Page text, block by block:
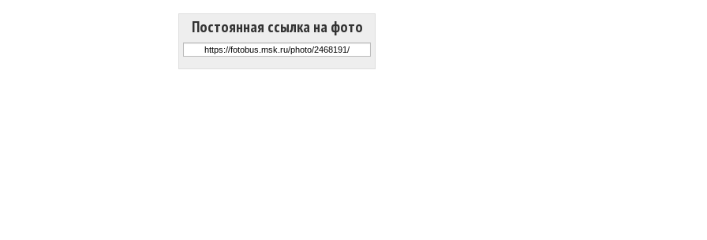
Постоянная ссылка на фото